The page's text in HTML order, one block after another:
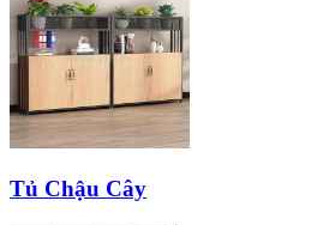
Tủ Chậu Cây